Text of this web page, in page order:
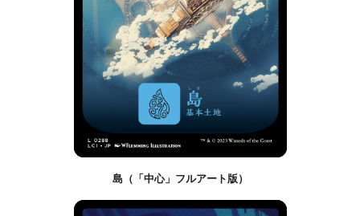
島（「中心」フルアート版）